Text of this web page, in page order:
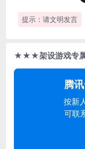
提示：请文明发言
★★★架设游戏专
腾
按新
可联